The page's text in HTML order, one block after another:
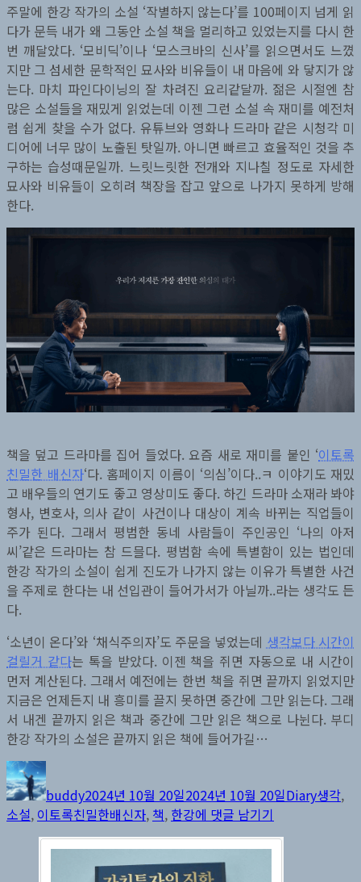
주말에 한강 작가의 소설 ‘작별하지 않는다’를 100페이지 넘게 읽
다가 문득 내가 왜 그동안 소설 책을 멀리하고 있었는지를 다시 한
번 깨달았다. ‘모비딕’이나 ‘모스크바의 신사’를 읽으면서도 느꼈
지만 그 섬세한 문학적인 묘사와 비유들이 내 마음에 와 닿지가 않
는다. 마치 파인다이닝의 잘 차려진 요리같달까. 젊은 시절엔 참
많은 소설들을 재밌게 읽었는데 이젠 그런 소설 속 재미를 예전처
럼 쉽게 찾을 수가 없다. 유튜브와 영화나 드라마 같은 시청각 미
디어에 너무 많이 노출된 탓일까. 아니면 빠르고 효율적인 것을 추
구하는 습성때문일까. 느릿느릿한 전개와 지나칠 정도로 자세한
묘사와 비유들이 오히려 책장을 잡고 앞으로 나가지 못하게 방해
한다.
책을 덮고 드라마를 집어 들었다. 요즘 새로 재미를 붙인 ‘이토록
친밀한 배신자‘다. 홈페이지 이름이 ‘의심’이다..ㅋ 이야기도 재밌
고 배우들의 연기도 좋고 영상미도 좋다. 하긴 드라마 소재라 봐야
형사, 변호사, 의사 같이 사건이나 대상이 계속 바뀌는 직업들이
주가 된다. 그래서 평범한 동네 사람들이 주인공인 ‘나의 아저
씨’같은 드라마는 참 드믈다. 평범함 속에 특별함이 있는 법인데
한강 작가의 소설이 쉽게 진도가 나가지 않는 이유가 특별한 사건
을 주제로 한다는 내 선입관이 들어가서가 아닐까..라는 생각도 든
다.
‘소년이 온다’와 ‘채식주의자’도 주문을 넣었는데 생각보다 시간이
걸릴거 같다는 톡을 받았다. 이젠 책을 쥐면 자동으로 내 시간이
먼저 계산된다. 그래서 예전에는 한번 책을 쥐면 끝까지 읽었지만
지금은 언제든지 내 흥미를 끌지 못하면 중간에 그만 읽는다. 그래
서 내겐 끝까지 읽은 책과 중간에 그만 읽은 책으로 나뉜다. 부디
한강 작가의 소설은 끝까지 읽은 책에 들어가길…
글
쓴
이
buddy성
일
자
2024년 10월 20일2024년 10월 20일테
고
Diary그
생각,
소설, 이토록친밀한배신자, 책, 한강주
말
단
상
에 댓글 남기기